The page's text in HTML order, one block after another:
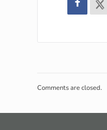
Comments are closed.